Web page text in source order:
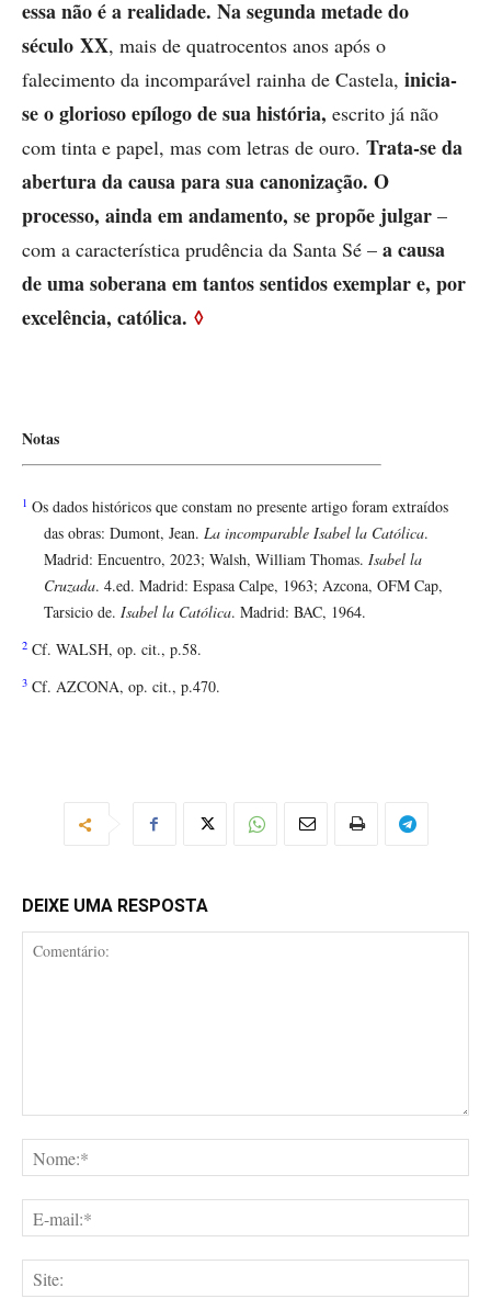
essa não é a realidade. Na segunda metade do
século XX, mais de quatrocentos anos após o
falecimento da incomparável rainha de Castela, inicia-
se o glorioso epílogo de sua história, escrito já não
com tinta e papel, mas com letras de ouro. Trata-se da
abertura da causa para sua canonização. O
processo, ainda em andamento, se propõe julgar –
com a característica prudência da Santa Sé – a causa
de uma soberana em tantos sentidos exemplar e, por
excelência, católica. ◊
Notas
1 Os dados históricos que constam no presente artigo foram extraídos
das obras: Dumont, Jean. La incomparable Isabel la Católica.
Madrid: Encuentro, 2023; Walsh, William Thomas. Isabel la
Cruzada. 4.ed. Madrid: Espasa Calpe, 1963; Azcona, OFM Cap,
Tarsicio de. Isabel la Católica. Madrid: BAC, 1964.
2 Cf. WALSH, op. cit., p.58.
3 Cf. AZCONA, op. cit., p.470.
DEIXE UMA RESPOSTA